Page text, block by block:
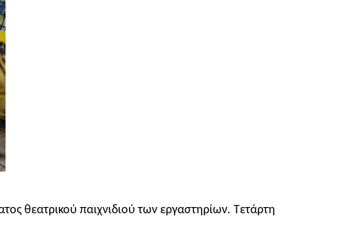
θεατρικού παιχνιδιού των εργαστηρίων. Τετάρτη